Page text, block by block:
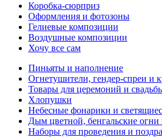
Коробка-сюрприз
Оформления и фотозоны
Гелиевые композиции
Воздушные композиции
Хочу все сам
Пиньяты и наполнение
Огнетушители, гендер-спреи и
Товары для церемоний и
Хлопушки
Небесные фонарики и
Дым цветной, бенгальские огни
Наборы для проведения и